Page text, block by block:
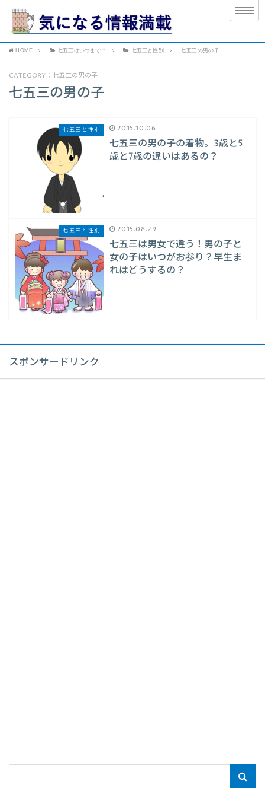
HOME 七五三はいつまで？ 七五三と性別 七五三の男の子
CATEGORY：七五三の男の子
七五三の男の子
七五三と性別 2015.10.06
七五三の男の子の着物。3歳と5
歳と7歳の違いはあるの？
七五三と性別 2015.08.29
七五三は男女で違う！男の子と
女の子はいつがお参り？早生ま
れはどうするの？
スポンサードリンク